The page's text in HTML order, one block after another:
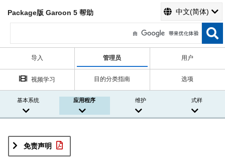
Package版 Garoon 5 帮助 中文(简体)
导入 管理员 用户
视频学习 目的分类指南 选项
基本系统 应用程序 维护 式样
免责声明